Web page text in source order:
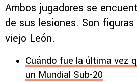
Ambos jugadores se
de sus lesiones. Son
viejo León.
Cuándo fue la última vez
un Mundial Sub-20